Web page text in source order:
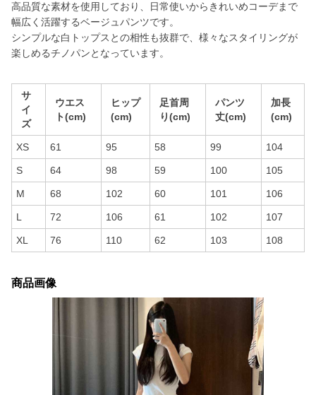
高品質な素材を使用しており、日常使いからきれいめコーデまで
幅広く活躍するベージュパンツです。
シンプルな白トップスとの相性も抜群で、様々なスタイリングが
楽しめるチノパンとなっています。
サ
イ
ズ
ウエス
ト(cm)
ヒップ
(cm)
足首周
り(cm)
パンツ
丈(cm)
加長
(cm)
XS 61 95 58 99 104
S 64 98 59 100 105
M 68 102 60 101 106
L 72 106 61 102 107
XL 76 110 62 103 108
商品画像